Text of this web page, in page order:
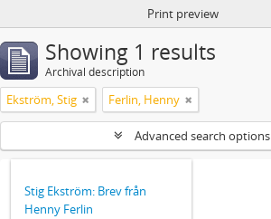
Print preview
Showing 1 results
Archival description
Ekström, Stig Ferlin, Henny
Advanced search options
Stig Ekström: Brev från
Henny Ferlin